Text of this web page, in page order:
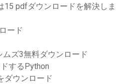
15 pdfダウンロードを解決しま
ード
ズ3無料ダウンロード
するPython
ダウンロード